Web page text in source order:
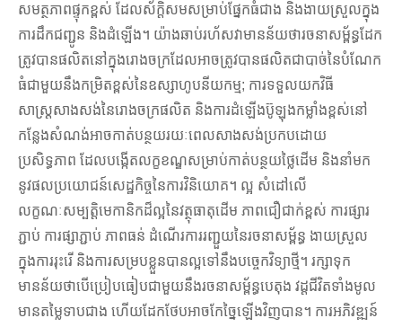
សមត្ថភាពផ្ទុកខ្ពស់ ដែលស័ក្តិសមសម្រាប់ផ្នែកធំជាង និងងាយស្រួលក្នុង
ការដឹកជញ្ជូន និងដំឡើង។ យ៉ាងឆាប់រហ័សវាមានន័យថារចនាសម្ព័ន្ធដែក
ត្រូវបានផលិតនៅក្នុងរោងចក្រដែលអាចត្រូវបានផលិតជាបាច់នៃបំណែក
ធំជាមួយនឹងកម្រិតខ្ពស់នៃឧស្សាហូបនីយកម្ម; ការទទួលយកវិធី
សាស្រ្តសាងសង់នៃរោងចក្រផលិត និងការដំឡើងប៊ូឡុងកម្លាំងខ្ពស់នៅ
កន្លែងសំណង់អាចកាត់បន្ថយរយៈពេលសាងសង់ប្រកបដោយ
ប្រសិទ្ធភាព ដែលបង្កើតលក្ខខណ្ឌសម្រាប់កាត់បន្ថយថ្លៃដើម និងនាំមក
នូវផលប្រយោជន៍សេដ្ឋកិច្ចនៃការវិនិយោគ។ ល្អ សំដៅលើ
លក្ខណៈសម្បត្តិមេកានិកដ៏ល្អនៃវត្ថុធាតុដើម ភាពជឿជាក់ខ្ពស់ ការផ្សារ
ភ្ជាប់ ការផ្សាភ្ជាប់ ភាពធន់ ដំណើរការរញ្ជួយនៃរចនាសម្ព័ន្ធ ងាយស្រួល
ក្នុងការរុះរើ និងការសម្របខ្លួនបានល្អទៅនឹងបច្ចេកវិទ្យាថ្មី។ រក្សាទុក
មានន័យថាបើប្រៀបធៀបជាមួយនឹងរចនាសម្ព័ន្ធបេតុង វដ្តជីវិតទាំងមូល
មានតម្លៃទាបជាង ហើយដែកថែបអាចកែច្នៃឡើងវិញបាន។ ការអភិវឌ្ឍន៍